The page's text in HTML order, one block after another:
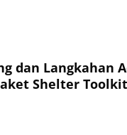
dan Langkahan
Shelter Toolkit